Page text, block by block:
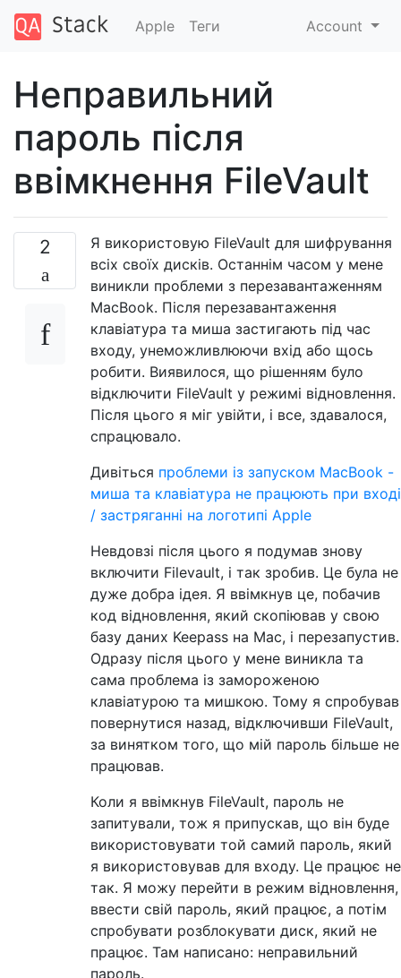
Apple Теги Account
Неправильний
пароль після
ввімкнення FileVault
2
Я використовую FileVault для шифрування
всіх своїх дисків. Останнім часом у мене
виникли проблеми з перезавантаженням
MacBook. Після перезавантаження
клавіатура та миша застигають під час
входу, унеможливлюючи вхід або щось
робити. Виявилося, що рішенням було
відключити FileVault у режимі відновлення.
Після цього я міг увійти, і все, здавалося,
спрацювало.
Дивіться проблеми із запуском MacBook -
миша та клавіатура не працюють при вході
/ застряганні на логотипі Apple
Невдовзі після цього я подумав знову
включити Filevault, і так зробив. Це була не
дуже добра ідея. Я ввімкнув це, побачив
код відновлення, який скопіював у свою
базу даних Keepass на Mac, і перезапустив.
Одразу після цього у мене виникла та
сама проблема із замороженою
клавіатурою та мишкою. Тому я спробував
повернутися назад, відключивши FileVault,
за винятком того, що мій пароль більше не
працював.
Коли я ввімкнув FileVault, пароль не
запитували, тож я припускав, що він буде
використовувати той самий пароль, який
я використовував для входу. Це працює не
так. Я можу перейти в режим відновлення,
ввести свій пароль, який працює, а потім
спробувати розблокувати диск, який не
працює. Там написано: неправильний
пароль.